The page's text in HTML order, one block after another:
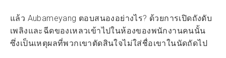
แล้ว Aubameyang ตอบสนองอย่างไร? ด้วยการเปิดถังดับ
เพลิงและฉีดของเหลวเข้าไปในห้องของพนักงานคนนั้น
ซึ่งเป็นเหตุผลที่พวกเขาตัดสินใจไม่ใส่ชื่อเขาในนัดถัดไป